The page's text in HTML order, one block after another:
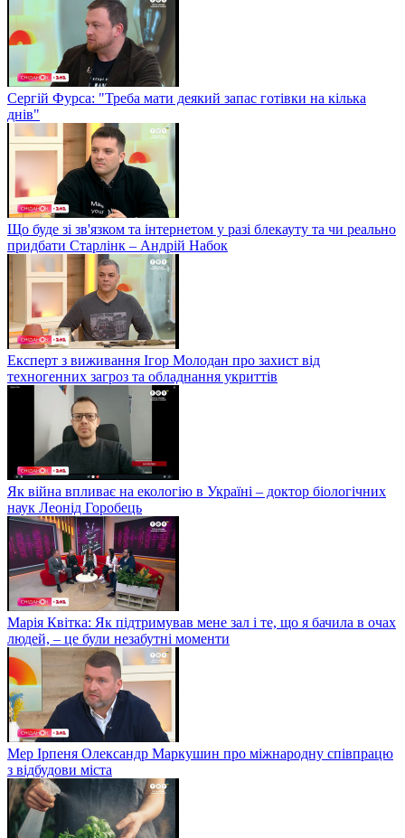
Сергій Фурса: "Треба мати деякий запас готівки на кілька
днів"
Що буде зі зв'язком та інтернетом у разі блекауту та чи реально
придбати Старлінк – Андрій Набок
Експерт з виживання Ігор Молодан про захист від
техногенних загроз та обладнання укриттів
Як війна впливає на екологію в Україні – доктор біологічних
наук Леонід Горобець
Марія Квітка: Як підтримував мене зал і те, що я бачила в очах
людей, – це були незабутні моменти
Мер Ірпеня Олександр Маркушин про міжнародну співпрацю
з відбудови міста